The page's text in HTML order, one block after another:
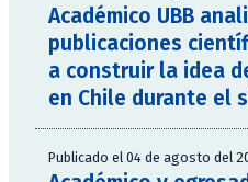
Académico UBB
publicaciones
a construir la idea
en Chile durante el
Publicado el 04 de agosto del